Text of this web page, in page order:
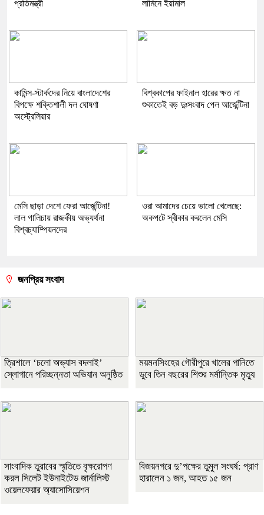
প্রতিমন্ত্রী লামিনে ইয়ামাল
কামিন্স-স্টার্কদের নিয়ে বাংলাদেশের
বিপক্ষে শক্তিশালী দল ঘোষণা
অস্ট্রেলিয়ার
বিশ্বকাপের ফাইনাল হারের ক্ষত না
শুকাতেই বড় দুঃসংবাদ পেল আর্জেন্টিনা
​মেসি ছাড়া দেশে ফেরা আর্জেন্টিনা!
লাল গালিচায় রাজকীয় অভ্যর্থনা
বিশ্বচ্যাম্পিয়নদের
​ওরা আমাদের চেয়ে ভালো খেলেছে:
অকপটে স্বীকার করলেন মেসি
জনপ্রিয় সংবাদ
‎ত্রিশালে ‘চলো অভ্যাস বদলাই’
স্লোগানে পরিচ্ছন্নতা অভিযান অনুষ্ঠিত
ময়মনসিংহের গৌরীপুরে খালের পানিতে
ডুবে তিন বছরের শিশুর মর্মান্তিক মৃত্যু
সাংবাদিক তুরাবের স্মৃতিতে বৃক্ষরোপণ
করল সিলেট ইউনাইটেড জার্নালিস্ট
ওয়েলফেয়ার অ্যাসোসিয়েশন
বিজয়নগরে দু’পক্ষের তুমুল সংঘর্ষ: প্রাণ
হারালেন ১ জন, আহত ১৫ জন